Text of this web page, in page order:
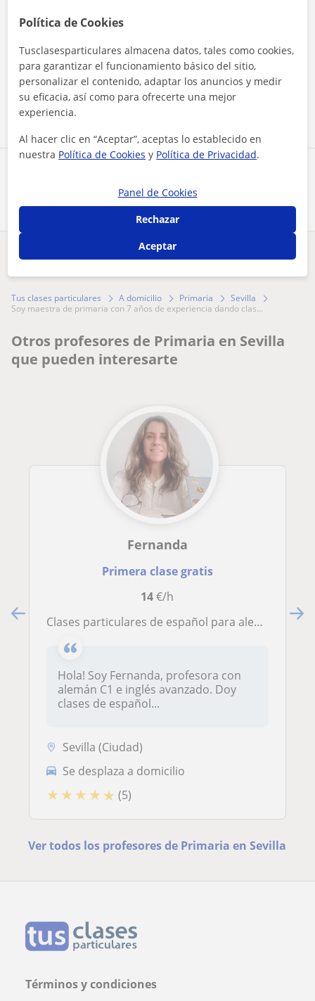
Al hacer clic, aceptas nuestro y de
Contactar ahora
¿Hay algún error en este perfil?Cuéntanos
Tus clases particulares A domicilio Primaria
Sevilla
soy maestra de primaria con 7 años de experiencia dando clas...
Otros profesores de Primaria en Sevilla
que pueden interesarte
Fernanda
Primera clase gratis
14€/h
Clases particulares de español para alemanes
Hola! Soy Fernanda, profesora con
alemán C1 e inglés avanzado. Doy
clases de español...
Sevilla (Ciudad)
Se desplaza a domicilio
★ ★ ★ ★ ★ (5)
Ver todos los profesores de Primaria en Sevilla
Términos y condiciones
Política de Cookies
Tusclasesparticulares almacena datos, tales como cookies,
para garantizar el funcionamiento básico del sitio,
personalizar el contenido, adaptar los anuncios y medir
su eficacia, así como para ofrecerte una mejor
experiencia.
Al hacer clic en “Aceptar”, aceptas lo establecido en
nuestra Política de Cookies y Política de Privacidad.
Panel de Cookies
Rechazar
Aceptar